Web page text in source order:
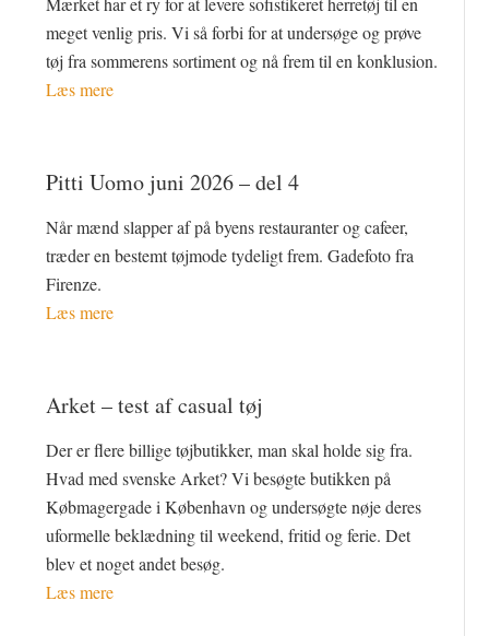
meget venlig pris. Vi så forbi for at undersøge og prøve
tøj fra sommerens sortiment og nå frem til en konklusion.
Læs mere
Pitti Uomo juni 2026 – del 4
Når mænd slapper af på byens restauranter og cafeer,
træder en bestemt tøjmode tydeligt frem. Gadefoto fra
Firenze.
Læs mere
Arket – test af casual tøj
Der er flere billige tøjbutikker, man skal holde sig fra.
Hvad med svenske Arket? Vi besøgte butikken på
Købmagergade i København og undersøgte nøje deres
uformelle beklædning til weekend, fritid og ferie. Det
blev et noget andet besøg.
Læs mere